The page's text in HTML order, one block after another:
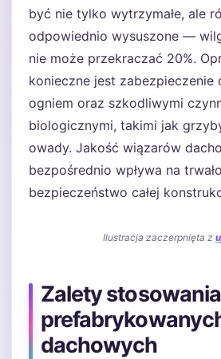
być nie tylko wytrzymałe, ale
odpowiednio wysuszone —
nie może przekraczać 20%.
konieczne jest zabezpieczenie
ogniem oraz szkodliwymi
biologicznymi, takimi jak
owady. Jakość wiązarów
bezpośrednio wpływa na
bezpieczeństwo całej
Ilustracja zaczerpnięta z
Zalety stosowania
dachowych